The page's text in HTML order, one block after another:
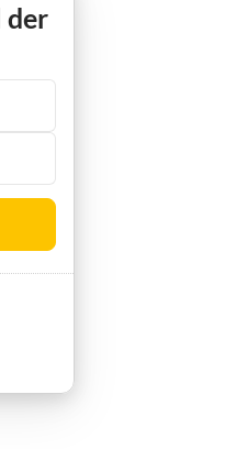
der